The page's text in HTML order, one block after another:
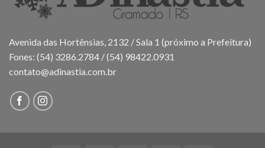
Avenida das Hortênsias, 2132 / Sala 1 (próximo a Prefeitura)
Fones: (54) 3286.2784 / (54) 98422.0931
contato@adinastia.com.br